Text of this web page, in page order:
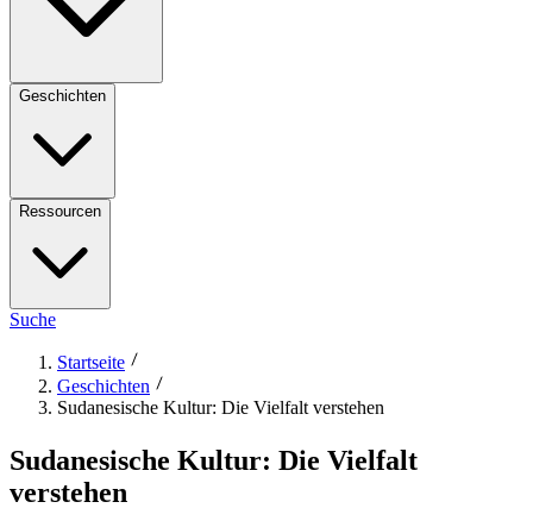
Geschichten
Ressourcen
Suche
Startseite
Geschichten
Sudanesische Kultur: Die Vielfalt verstehen
Sudanesische Kultur: Die Vielfalt
verstehen